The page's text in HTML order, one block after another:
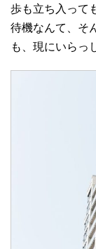
歩も立ち入って
待機なんて、そ
も、現にいらっ